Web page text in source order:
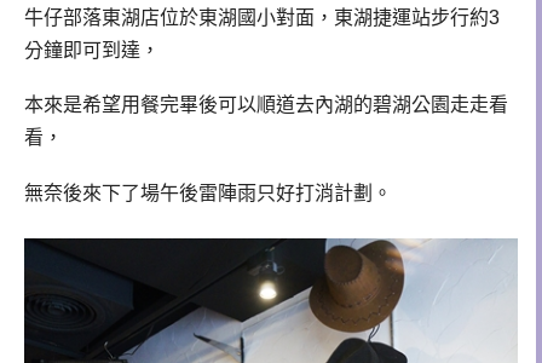
牛仔部落東湖店位於東湖國小對面，東湖捷運站步行約3
分鐘即可到達，
本來是希望用餐完畢後可以順道去內湖的碧湖公園走走看
看，
無奈後來下了場午後雷陣雨只好打消計劃。